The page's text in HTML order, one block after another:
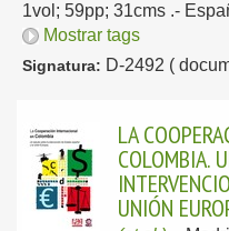
1vol; 59pp; 31cms .-
Mostrar tags
Signatura: D-2492 (
LA
COLOMBIA.
UNIÓN